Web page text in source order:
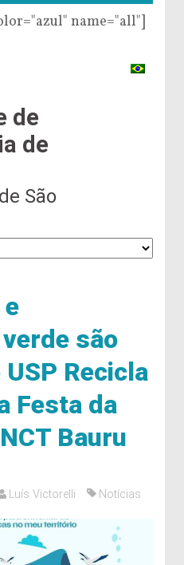
name="all"]
de
de
São
são
Recicla
Festa da
Bauru
Luís Victorelli Notícias